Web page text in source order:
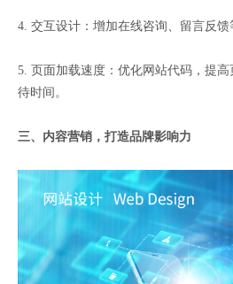
4. 交互设计：增加在线咨询、留言反馈
5. 页面加载速度：优化网站代码，提
待时间。
三、内容营销，打造品牌影响力